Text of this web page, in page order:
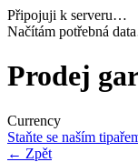
Připojuji k serveru…
Dokončuji
Prodej
Currency
Staňte se naším
← Zpět